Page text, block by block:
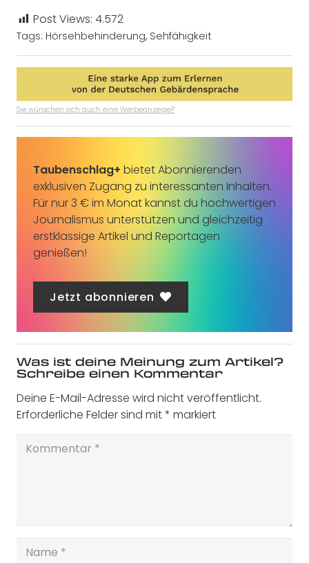
Post Views: 4.572
Tags: Hörsehbehinderung, Sehfähigkeit
Sie wünschen sich auch eine Werbeanzeige?
Taubenschlag+ bietet Abonnierenden
exklusiven Zugang zu interessanten Inhalten.
Für nur 3 € im Monat kannst du hochwertigen
Journalismus unterstützen und gleichzeitig
erstklassige Artikel und Reportagen
genießen!
Jetzt abonnieren
Was ist deine Meinung zum Artikel?
Schreibe einen Kommentar
Deine E-Mail-Adresse wird nicht veröffentlicht.
Erforderliche Felder sind mit* markiert